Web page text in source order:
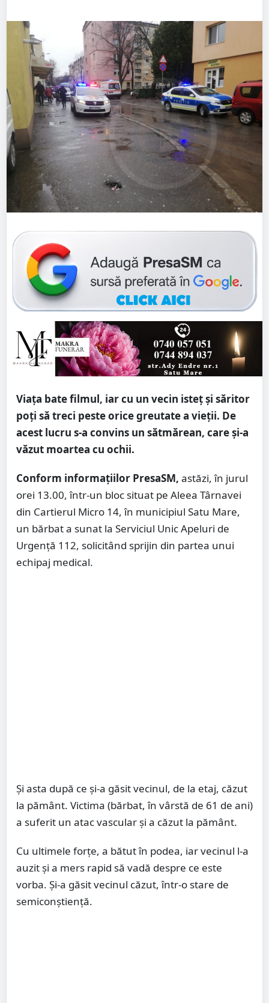
Viața bate filmul, iar cu un vecin isteț și săritor
poți să treci peste orice greutate a vieții. De
acest lucru s-a convins un sătmărean, care și-a
văzut moartea cu ochii.
Conform informațiilor PresaSM, astăzi, în jurul
orei 13.00, într-un bloc situat pe Aleea Târnavei
din Cartierul Micro 14, în municipiul Satu Mare,
un bărbat a sunat la Serviciul Unic Apeluri de
Urgență 112, solicitând sprijin din partea unui
echipaj medical.
Și asta după ce și-a găsit vecinul, de la etaj, căzut
la pământ. Victima (bărbat, în vârstă de 61 de ani)
a suferit un atac vascular și a căzut la pământ.
Cu ultimele forțe, a bătut în podea, iar vecinul l-a
auzit și a mers rapid să vadă despre ce este
vorba. Și-a găsit vecinul căzut, într-o stare de
semiconștiență.